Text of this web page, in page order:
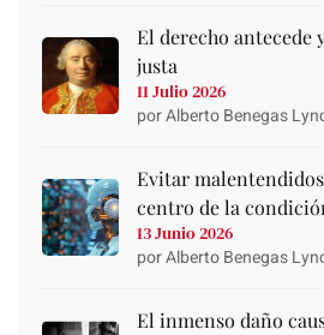
El derecho antecede
justa
11 Julio 2026
por Alberto Benegas
Evitar
centro de la
13 Junio 2026
por Alberto Benegas
El inmenso daño